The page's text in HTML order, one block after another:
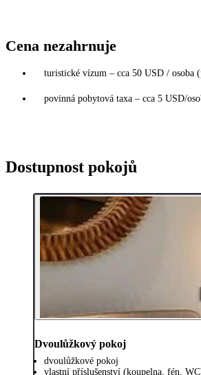
Cena nezahrnuje
turistické vízum – cca 50 USD / osoba
povinná pobytová taxa – cca 5 USD/
Dostupnost pokojů
Dvoulůžkový pokoj
dvoulůžkové pokoj
vlastní příslušenství (koupelna, fén,